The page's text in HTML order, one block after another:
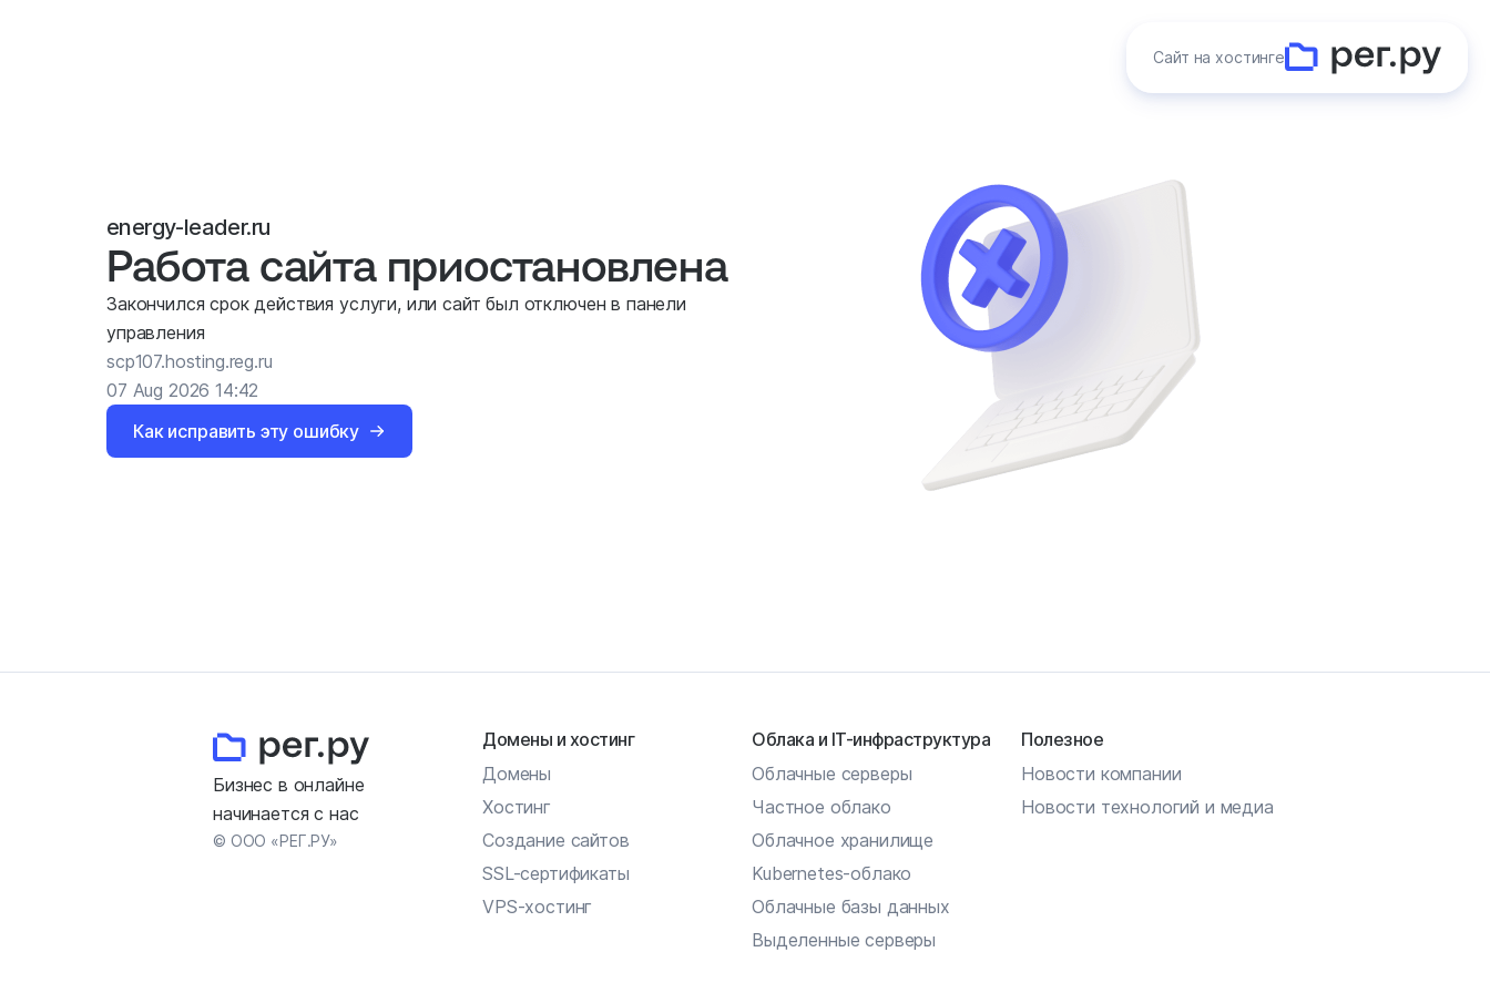
Сайт на хостинге
energy-leader.ru
Работа сайта приостановлена
Закончился срок действия услуги, или сайт был отключен в панели
управления
scp107.hosting.reg.ru
07 Aug 2026 14:42
Как исправить эту ошибку
Бизнес в онлайне
начинается с нас
© ООО «РЕГ.РУ»
Домены и хостинг
Домены
Хостинг
Создание сайтов
SSL-сертификаты
VPS-хостинг
Облака и IT-инфраструктура
Облачные серверы
Частное облако
Облачное хранилище
Kubernetes-облако
Облачные базы данных
Выделенные серверы
Полезное
Новости компании
Новости технологий и медиа